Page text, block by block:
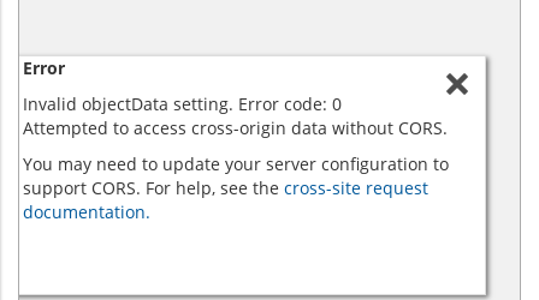
Error
Invalid objectData setting. Error code: 0
Attempted to access cross-origin data without CORS.
You may need to update your server configuration to
support CORS. For help, see the cross-site request
documentation.